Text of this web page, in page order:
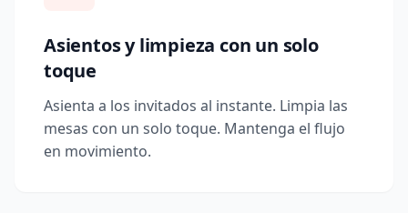
Asientos y limpieza con un solo
toque
Asienta a los invitados al instante. Limpia las
mesas con un solo toque. Mantenga el flujo
en movimiento.